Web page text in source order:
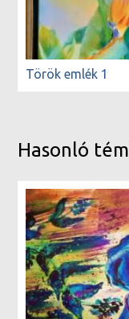
Török emlék 1
Hasonló